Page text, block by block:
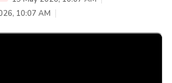
10:07 AM